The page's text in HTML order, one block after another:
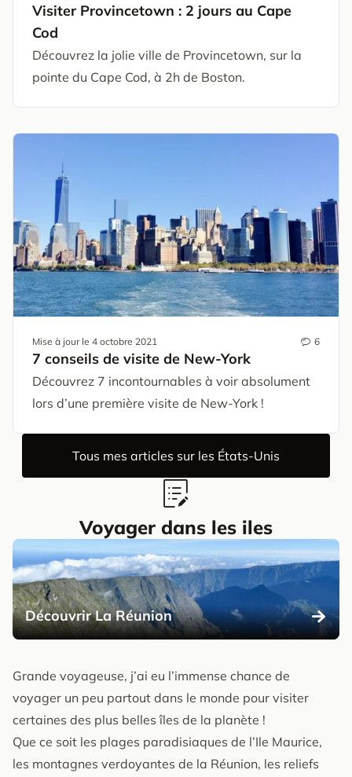
Visiter Provincetown : 2 jours au Cape
Cod
Découvrez la jolie ville de Provincetown, sur la
pointe du Cape Cod, à 2h de Boston.
Mise à jour le 4 octobre 2021 6
7 conseils de visite de New-York
Découvrez 7 incontournables à voir absolument
lors d’une première visite de New-York !
Tous mes articles sur les États-Unis
Voyager dans les iles
Découvrir La Réunion
Grande voyageuse, j’ai eu l’immense chance de
voyager un peu partout dans le monde pour visiter
certaines des plus belles îles de la planète !
Que ce soit les plages paradisiaques de l’Ile Maurice,
les montagnes verdoyantes de la Réunion, les reliefs